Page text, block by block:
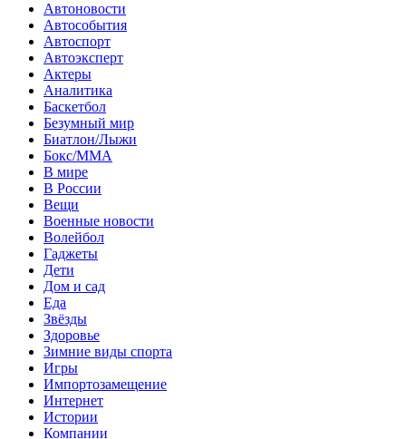
Автоновости
Автособытия
Автоспорт
Автоэксперт
Актеры
Аналитика
Баскетбол
Безумный мир
Биатлон/Лыжи
Бокс/MMA
В мире
В России
Вещи
Военные новости
Волейбол
Гаджеты
Дети
Дом и сад
Еда
Звёзды
Здоровье
Зимние виды спорта
Игры
Импортозамещение
Интернет
Истории
Компании